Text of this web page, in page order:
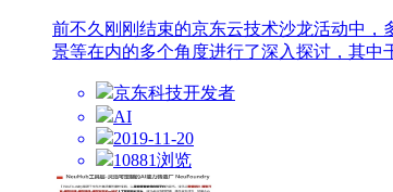
前不久刚刚结束的京东云技术沙龙活动中
景等在内的多个角度进行了深入探讨，其中
京东科技开发者
AI
2019-11-20
10881浏览